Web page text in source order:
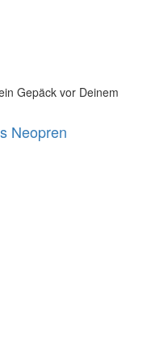
Gepäck vor Deinem
Neopren